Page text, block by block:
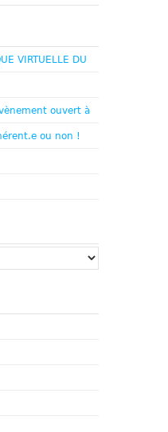
VIRTUELLE DU
ouvert à
ou non !